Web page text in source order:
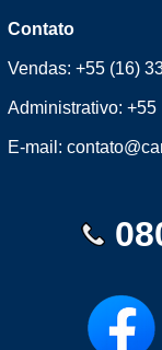
Contato
Vendas:+55 (16)
Administrativo:+55
E-mail: